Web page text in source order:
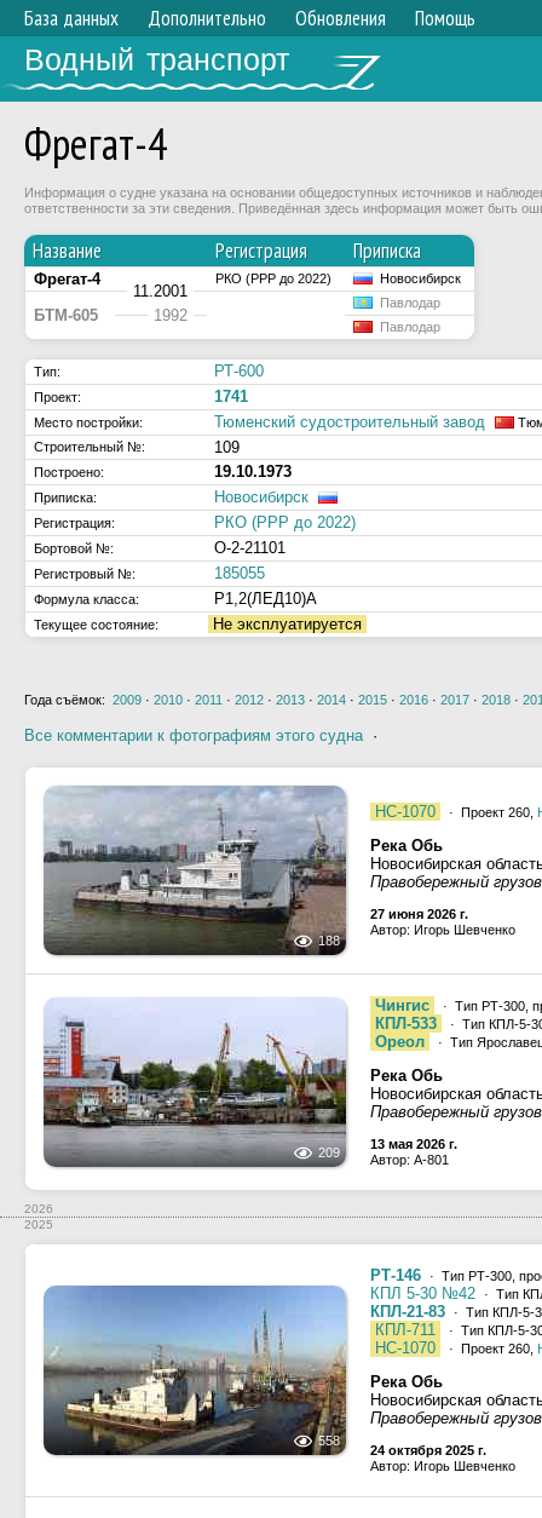
База данных Дополнительно Обновления Помощь
Водный транспорт
Фрегат-4
Информация о судне указана на основании общедоступных источников и
ответственности за эти сведения. Приведённая здесь информация может быть
Название Регистрация Приписка
Фрегат-4
11.2001
РКО (РРР до 2022) Новосибирск
БТМ-605 1992
Павлодар
Павлодар
Тип: РТ-600
Проект: 1741
Место постройки: Тюменский судостроительный завод
Строительный №:
109
Построено: 19.10.1973
Приписка: Новосибирск
Регистрация: РКО (РРР до 2022)
Бортовой №: О-2-21101
Регистровый №: 185055
Формула класса: Р1,2(ЛЕД10)А
Текущее состояние: Не эксплуатируется
Года съёмок: 2009 · 2010 · 2011 · 2012 · 2013 · 2014 · 2015 · 2016 · 2017 · 2018 ·
Все комментарии к фотографиям этого судна·
188
НС-1070 · Проект 260,
Река Обь
Новосибирская
Правобережный
27 июня 2026 г.
Автор: Игорь Шевченко
209
Чингис · Тип РТ-300,
КПЛ-533 · Тип КПЛ-5-
Ореол · Тип
Река Обь
Новосибирская
Правобережный
13 мая 2026 г.
Автор: A-801
2026
2025
558
РТ-146 · Тип РТ-300,
КПЛ 5-30 №42 · Тип
КПЛ-21-83 · Тип КПЛ-5-
КПЛ-711 · Тип КПЛ-5-
НС-1070 · Проект 260,
Река Обь
Новосибирская
Правобережный
24 октября 2025 г.
Автор: Игорь Шевченко